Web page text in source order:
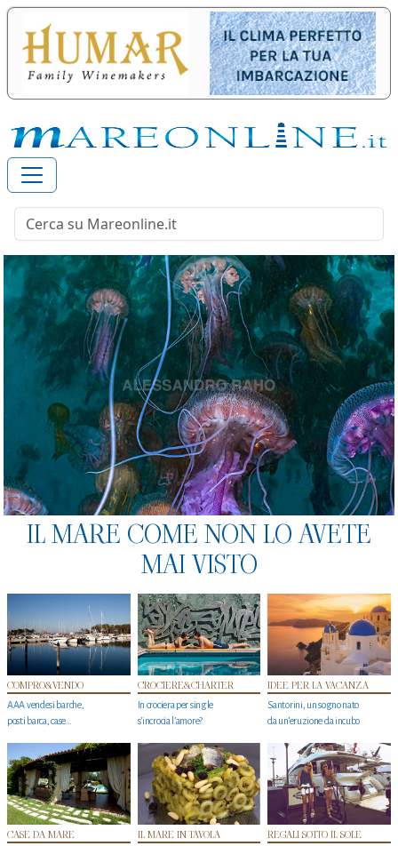
IL MARE COME NON LO AVETE
MAI VISTO
COMPRO&VENDO
AAA vendesi barche,
posti barca, case…
CROCIERE&CHARTER
In crociera per single
s'incrocia l’amore?
IDEE PER LA VACANZA
Santorini, un sogno nato
da un’eruzione da incubo
CASE DA MARE IL MARE IN TAVOLA REGALI SOTTO IL SOLE